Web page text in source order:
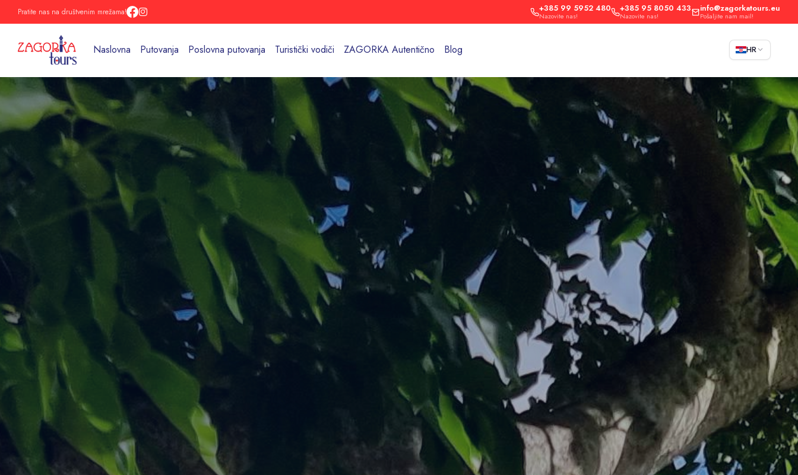
Pratite nas na društvenim mrežama! +385 99 5952 480
Nazovite nas!
+385 95 8050 433
Nazovite nas!
info@zagorkatours.eu
Pošaljite nam mail!
Naslovna Putovanja Poslovna putovanja Turistički vodiči ZAGORKA Autentično Blog HR